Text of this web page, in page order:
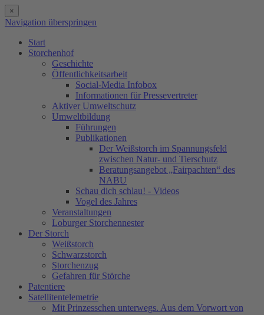
×
Navigation überspringen
Start
Storchenhof
Geschichte
Öffentlichkeitsarbeit
Social-Media Infobox
Informationen für Pressevertreter
Aktiver Umweltschutz
Umweltbildung
Führungen
Publikationen
Der Weißstorch im Spannungsfeld
zwischen Natur- und Tierschutz
Beratungsangebot „Fairpachten“ des
NABU
Schau dich schlau! - Videos
Vogel des Jahres
Veranstaltungen
Loburger Storchennester
Der Storch
Weißstorch
Schwarzstorch
Storchenzug
Gefahren für Störche
Patentiere
Satellitentelemetrie
Mit Prinzesschen unterwegs. Aus dem Vorwort von